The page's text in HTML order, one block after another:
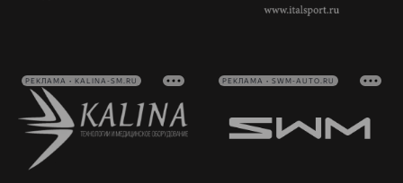
РЕКЛАМА • KALINA-SM.RU РЕКЛАМА • SWM-AUTO.RU